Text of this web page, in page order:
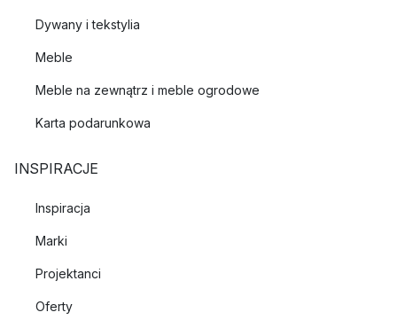
Dywany i tekstylia
Meble
Meble na zewnątrz i meble ogrodowe
Karta podarunkowa
INSPIRACJE
Inspiracja
Marki
Projektanci
Oferty